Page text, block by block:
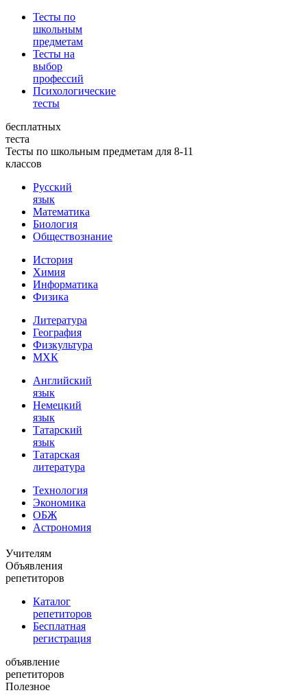
Тесты по
школьным
предметам
Тесты на
выбор
профессий
Психологические
тесты
бесплатных
теста
Тесты по школьным предметам для 8-11
классов
Русский
язык
Математика
Биология
Обществознание
История
Химия
Информатика
Физика
Литература
География
Физкультура
МХК
Английский
язык
Немецкий
язык
Татарский
язык
Татарская
литература
Технология
Экономика
ОБЖ
Астрономия
Учителям
Объявления
репетиторов
Каталог
репетиторов
Бесплатная
регистрация
объявление
репетиторов
Полезное